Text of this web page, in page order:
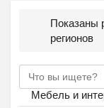
Показаны
регионов
Мебель и